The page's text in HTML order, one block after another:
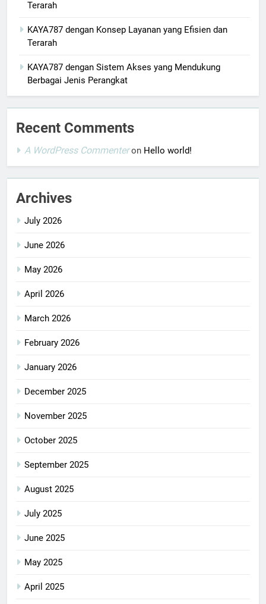
Terarah
KAYA787 dengan Konsep Layanan yang Efisien dan
Terarah
KAYA787 dengan Sistem Akses yang Mendukung
Berbagai Jenis Perangkat
Recent Comments
A WordPress Commenteron Hello world!
Archives
July 2026
June 2026
May 2026
April 2026
March 2026
February 2026
January 2026
December 2025
November 2025
October 2025
September 2025
August 2025
July 2025
June 2025
May 2025
April 2025